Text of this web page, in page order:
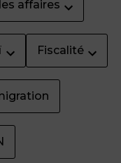
affaires
Fiscalité